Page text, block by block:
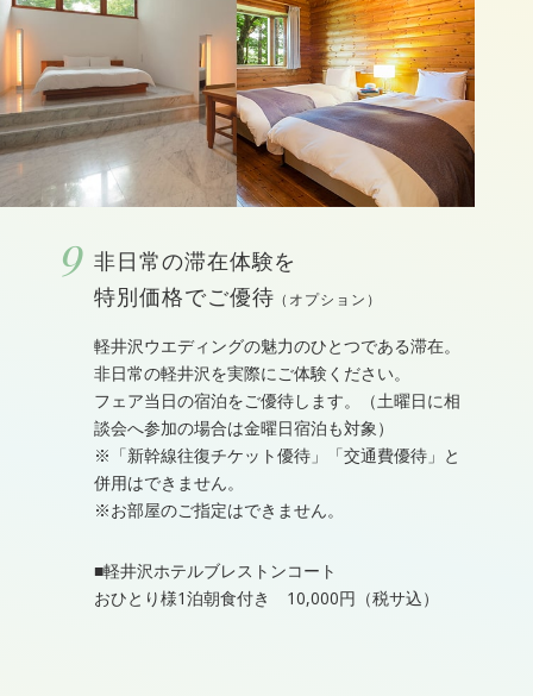
9 非日常の滞在体験を
特別価格でご優待 （オプション）
軽井沢ウエディングの魅力のひとつである滞在。
非日常の軽井沢を実際にご体験ください。
フェア当日の宿泊をご優待します。（土曜日に相
談会へ参加の場合は金曜日宿泊も対象）
※「新幹線往復チケット優待」「交通費優待」と
併用はできません。
※お部屋のご指定はできません。
■軽井沢ホテルブレストンコート
おひとり様1泊朝食付き 10,000円（税サ込）